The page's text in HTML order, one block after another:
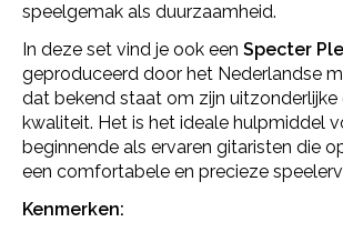
speelgemak als duurzaamheid.
In deze set vind je ook een Specter
geproduceerd door het Nederlandse
dat bekend staat om zijn uitzonderlijke
kwaliteit. Het is het ideale hulpmiddel
beginnende als ervaren gitaristen die
een comfortabele en precieze
Kenmerken: